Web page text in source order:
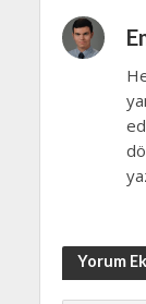
Yorum